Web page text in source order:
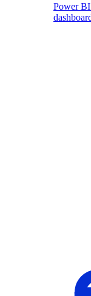
Power